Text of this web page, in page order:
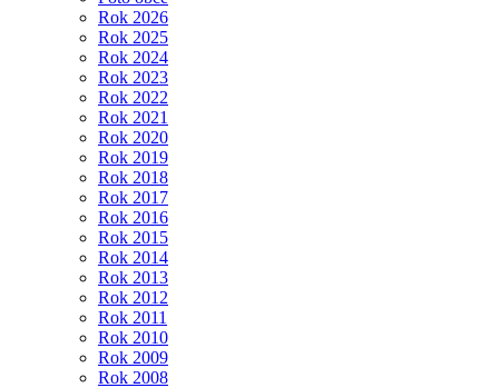
Rok 2026
Rok 2025
Rok 2024
Rok 2023
Rok 2022
Rok 2021
Rok 2020
Rok 2019
Rok 2018
Rok 2017
Rok 2016
Rok 2015
Rok 2014
Rok 2013
Rok 2012
Rok 2011
Rok 2010
Rok 2009
Rok 2008